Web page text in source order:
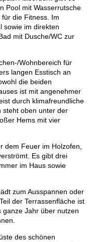
Pool mit Wasserrutsche
die Fitness. Im
sowie im direkten
mit Dusche/WC zur
Wohnbereich für
langen Esstisch an
die beiden
ist mit angenehmer
durch klimafreundliche
steht oben unter der
Hems mit vier
dem Feuer im Holzofen,
Es gibt drei
im Haus sowie
zum Ausspannen oder
der Terrassenfläche ist
ganze Jahr über nutzen
des schönen